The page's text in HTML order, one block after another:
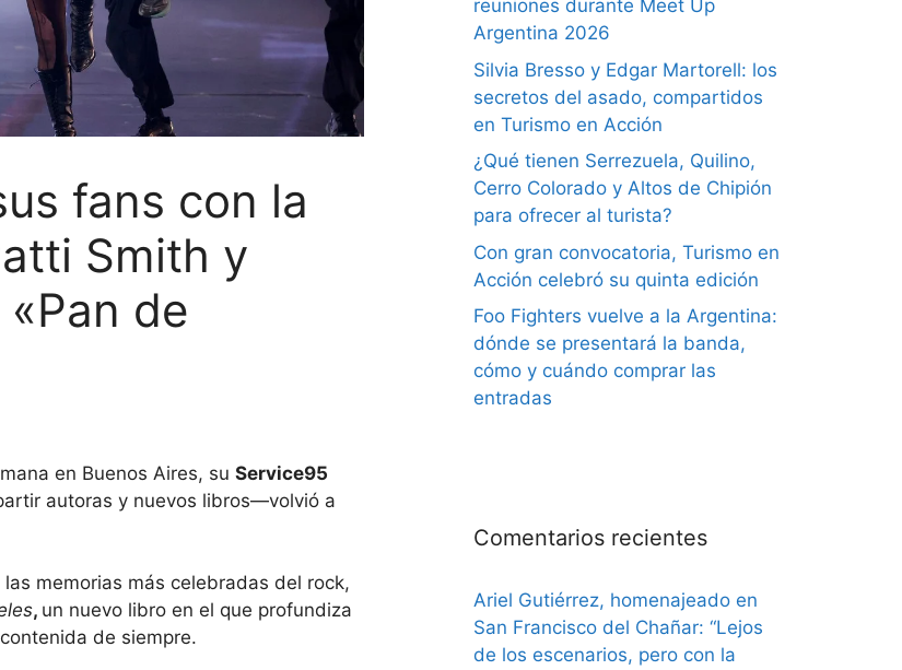
fans con la
Smith y
de
en Buenos Aires, su Service95
autoras y nuevos libros—volvió a
memorias más celebradas del rock,
, un nuevo libro en el que profundiza
de siempre.
reuniones durante Meet Up
Argentina 2026
Silvia Bresso y Edgar Martorell: los
secretos del asado, compartidos
en Turismo en Acción
¿Qué tienen Serrezuela, Quilino,
Cerro Colorado y Altos de Chipión
para ofrecer al turista?
Con gran convocatoria, Turismo en
Acción celebró su quinta edición
Foo Fighters vuelve a la Argentina:
dónde se presentará la banda,
cómo y cuándo comprar las
entradas
Comentarios recientes
Ariel Gutiérrez, homenajeado en
San Francisco del Chañar: “Lejos
de los escenarios, pero con la